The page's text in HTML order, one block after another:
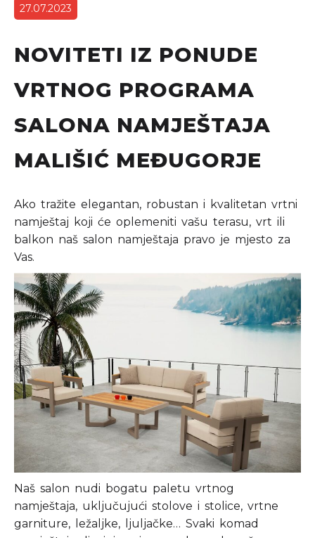
27.07.2023
NOVITETI IZ PONUDE
VRTNOG PROGRAMA
SALONA NAMJEŠTAJA
MALIŠIĆ MEĐUGORJE
Ako tražite elegantan, robustan i kvalitetan vrtni
namještaj koji će oplemeniti vašu terasu, vrt ili
balkon naš salon namještaja pravo je mjesto za
Vas.
Naš salon nudi bogatu paletu vrtnog
namještaja, uključujući stolove i stolice, vrtne
garniture, ležaljke, ljuljačke… Svaki komad